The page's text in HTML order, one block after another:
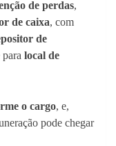
de perdas,
de caixa, com
de
para local de
o cargo, e,
pode chegar